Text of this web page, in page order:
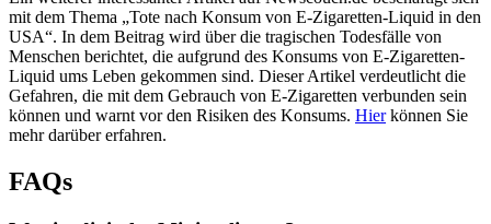
mit dem Thema „Tote nach Konsum von E-Zigaretten-Liquid in den
USA“. In dem Beitrag wird über die tragischen Todesfälle von
Menschen berichtet, die aufgrund des Konsums von E-Zigaretten-
Liquid ums Leben gekommen sind. Dieser Artikel verdeutlicht die
Gefahren, die mit dem Gebrauch von E-Zigaretten verbunden sein
können und warnt vor den Risiken des Konsums. Hierkönnen Sie
mehr darüber erfahren.
FAQs